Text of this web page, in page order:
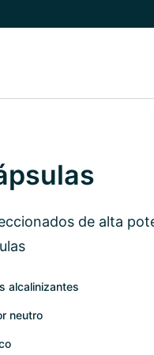
de alta
alcalinizantes
neutro